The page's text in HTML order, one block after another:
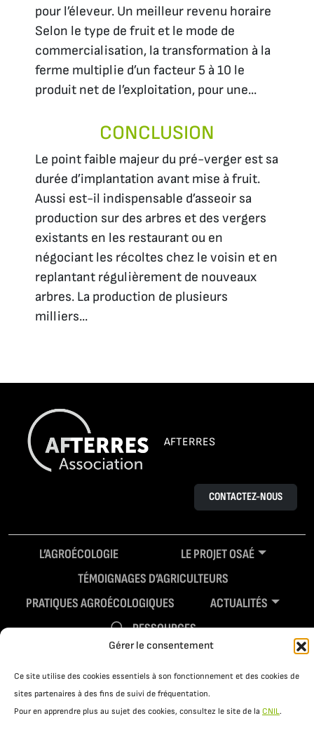
Gérer le consentement
Ce site utilise des cookies essentiels à son fonctionnement et des cookies de
sites partenaires à des fins de suivi de fréquentation.
Pour en apprendre plus au sujet des cookies, consultez le site de la CNIL.
pour l’éleveur. Un meilleur revenu horaire
Selon le type de fruit et le mode de
commercialisation, la transformation à la
ferme multiplie d’un facteur 5 à 10 le
produit net de l’exploitation, pour une...
CONCLUSION
Le point faible majeur du pré-verger est sa
durée d’implantation avant mise à fruit.
Aussi est-il indispensable d’asseoir sa
production sur des arbres et des vergers
existants en les restaurant ou en
négociant les récoltes chez le voisin et en
replantant régulièrement de nouveaux
arbres. La production de plusieurs
milliers...
AFTERRES
CONTACTEZ-NOUS
L’AGROÉCOLOGIE
LE PROJET OSAÉ
TÉMOIGNAGES D’AGRICULTEURS
PRATIQUES AGROÉCOLOGIQUES
ACTUALITÉS
RESSOURCES